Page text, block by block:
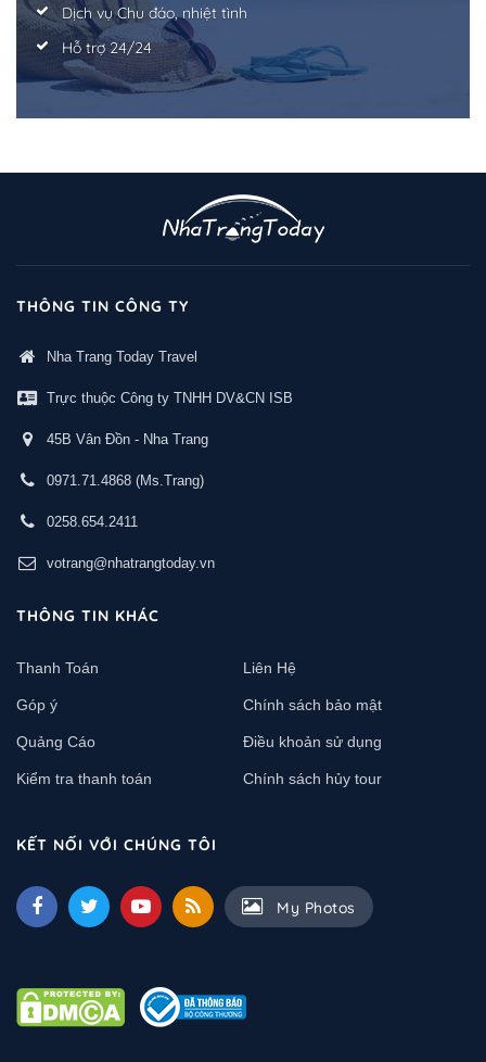
Dịch vụ Chu đáo, nhiệt tình
Hỗ trợ 24/24
THÔNG TIN CÔNG TY
Nha Trang Today Travel
Trực thuộc Công ty TNHH DV&CN ISB
45B Vân Đồn - Nha Trang
0971.71.4868 (Ms.Trang)
0258.654.2411
votrang@nhatrangtoday.vn
THÔNG TIN KHÁC
Thanh Toán Liên Hệ
Góp ý Chính sách bảo mật
Quảng Cáo Điều khoản sử dụng
Kiểm tra thanh toán Chính sách hủy tour
KẾT NỐI VỚI CHÚNG TÔI
My Photos